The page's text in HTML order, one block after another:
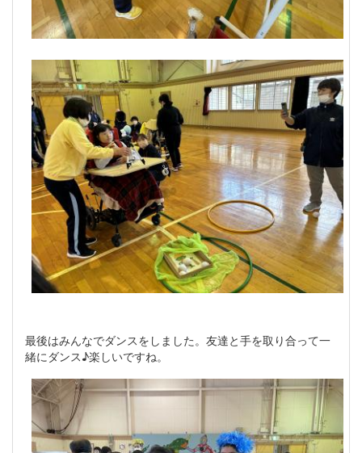
最後はみんなでダンスをしました。友達と手を取り合って一
緒にダンス♪楽しいですね。